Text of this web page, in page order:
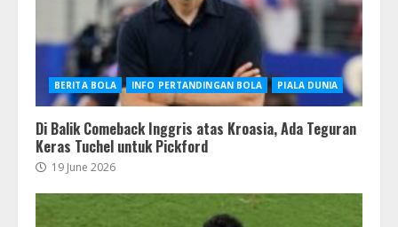
BERITA BOLA INFO PERTANDINGAN BOLA PIALA DUNIA
Di Balik Comeback Inggris atas Kroasia, Ada Teguran
Keras Tuchel untuk Pickford
19 June 2026